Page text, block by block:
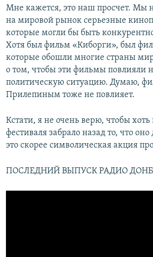
Мне кажется, это наш просчет. Мы
на мировой рынок серьезные
которые могли бы быть
Хотя был фильм «Киборги», был
которые обошли многие страны
о том, чтобы эти фильмы повлияли
политическую ситуацию. Думаю,
Прилепиным тоже не повлияет.
Кстати, я не очень верю, чтобы
фестиваля забрало назад то, что
это скорее символическая акция
ПОСЛЕДНИЙ ВЫПУСК РАДИО